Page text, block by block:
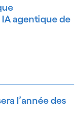
IA agentique de
l’année des